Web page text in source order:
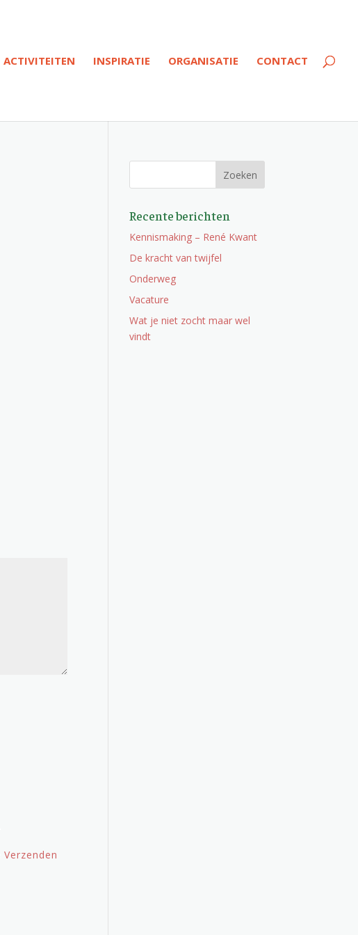
ACTIVITEITEN INSPIRATIE ORGANISATIE CONTACT
Recente berichten
Kennismaking – René Kwant
De kracht van twijfel
Onderweg
Vacature
Wat je niet zocht maar wel
vindt